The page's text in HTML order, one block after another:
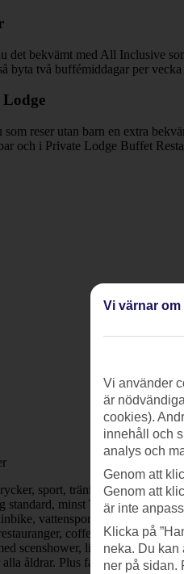
bekvämt med All Inclusive
byta två buffémiddagar per
reser utan barn en extra
och i Private Lodge Buffet
sport, träningspass, shower
standard, minst TTTT
vattensporter, zumba,
coffee house och
scenshower, livemusik i någon
åldrar. Plus familjeevents som
Vi värnar
Vi använder
är
cookies).
innehåll och
analys och
Genom att
Genom att
är inte
Klicka på
neka. Du kan
ner på sidan.